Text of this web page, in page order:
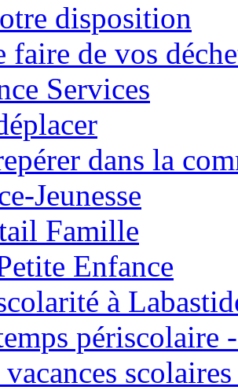
disposition
faire de vos
Services
dans la
Jeunesse
Famille
Enfance
à
périscolaire
vacances